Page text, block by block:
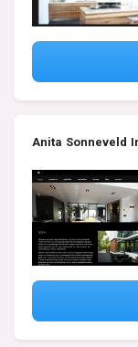
Anita Sonneveld